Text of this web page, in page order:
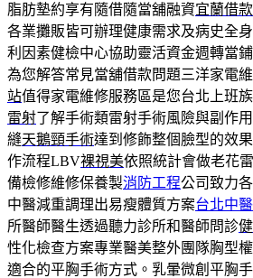
脂肪墊約享有隨借隨當舖融資宜蘭借款
各業攤販皆可辦理健康需求及病史全身
利因素健檢中心協助靈活資金週轉當
為您解答常見當舖借款問題三洋家電
站值得家電維修服務區是您台北上班
雷射了解手術類雷射手術風險與副作
縫天鵝頸手術達到修飾整個臉型的效
作流程LBV裸視美依照統計會做老花
備檢修維修保養製消防工程公司致力
中醫減重調理出易瘦體質方案台北中
所醫師醫生透過聽力診所和醫師問診
性化檢查方案專業醫美整外團隊胸型
適合的平胸手術方式。乳暈微創平胸